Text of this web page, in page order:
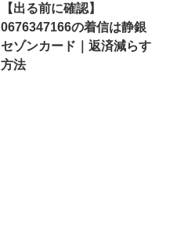
【出る前に確認】
0676347166の着信は静銀
セゾンカード｜返済減らす
方法